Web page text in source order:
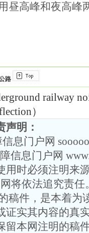
昼高峰和夜高峰
路
railway
）
声明：
息门户网
信息门户网
用时必须注明来
将依法追究责任
稿件，是本着为
证实其内容的真
留本网注明的稿